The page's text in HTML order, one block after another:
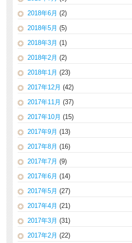
2018年6月 (2)
2018年5月 (5)
2018年3月 (1)
2018年2月 (2)
2018年1月 (23)
2017年12月 (42)
2017年11月 (37)
2017年10月 (15)
2017年9月 (13)
2017年8月 (16)
2017年7月 (9)
2017年6月 (14)
2017年5月 (27)
2017年4月 (21)
2017年3月 (31)
2017年2月 (22)